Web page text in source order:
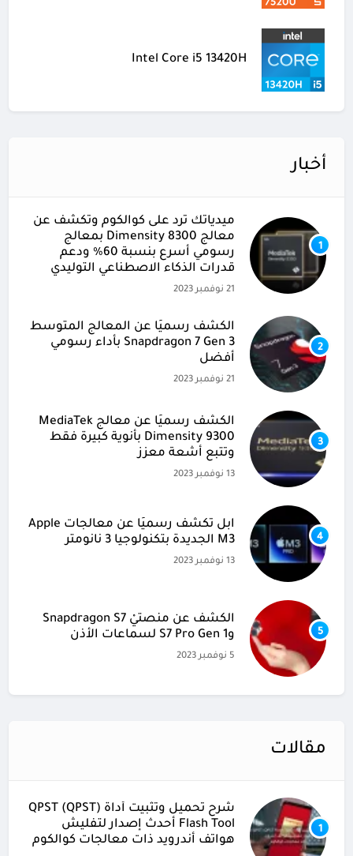
Intel Core i5 13420H
أخبار
1
ميدياتك ترد على كوالكوم وتكشف عن
معالج Dimensity 8300 بمعالج
رسومي أسرع بنسبة 60% ودعم
قدرات الذكاء الاصطناعي التوليدي
21 نوفمبر 2023
2
الكشف رسميًا عن المعالج المتوسط
Snapdragon 7 Gen 3 بأداء رسومي
أفضل
21 نوفمبر 2023
3
الكشف رسميًا عن معالج MediaTek
Dimensity 9300 بأنوية كبيرة فقط
وتتبع أشعة معزز
13 نوفمبر 2023
4
آبل تكشف رسميًا عن معالجات Apple
M3 الجديدة بتكنولوجيا 3 نانومتر
13 نوفمبر 2023
5
الكشف عن منصتيْ Snapdragon S7
وS7 Pro Gen 1 لسماعات الأذن
مقالات
شرح تحميل وتثبيت أداة (QPST (QPST
Flash Tool أحدث إصدار لتفليش
هواتف أندرويد ذات معالجات كوالكوم